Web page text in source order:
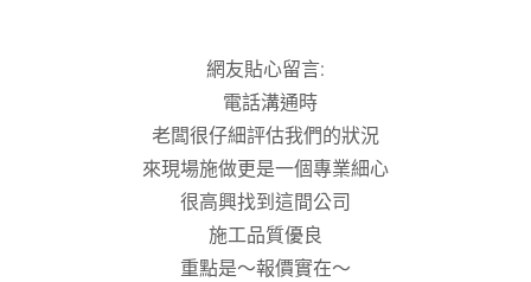
網友貼心留言:
電話溝通時
老闆很仔細評估我們的狀況
來現場施做更是一個專業細心
很高興找到這間公司
施工品質優良
重點是～報價實在～